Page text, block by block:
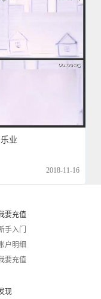
业
2018-11-16
要充值
手入门
户明细
要充值
现